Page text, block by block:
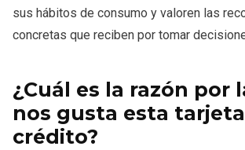
sus hábitos de consumo y valoren las
concretas que reciben por tomar
¿Cuál es la razón por
nos gusta esta
crédito?